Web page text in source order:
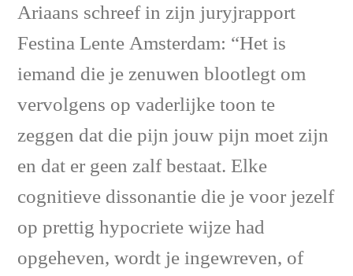
Ariaans schreef in zijn juryjrapport
Festina Lente Amsterdam: “Het is
iemand die je zenuwen blootlegt om
vervolgens op vaderlijke toon te
zeggen dat die pijn jouw pijn moet zijn
en dat er geen zalf bestaat. Elke
cognitieve dissonantie die je voor jezelf
op prettig hypocriete wijze had
opgeheven, wordt je ingewreven, of